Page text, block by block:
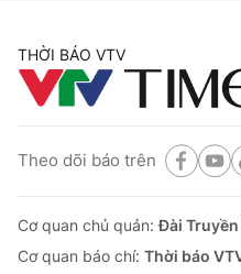
THỜI BÁO VTV
Theo dõi báo trên
Cơ quan chủ quản:Đài
Cơ quan báo chí: Thời báo